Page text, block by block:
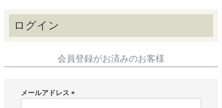
家電
ログイン
会員登録がお済みのお客様
メールアドレス